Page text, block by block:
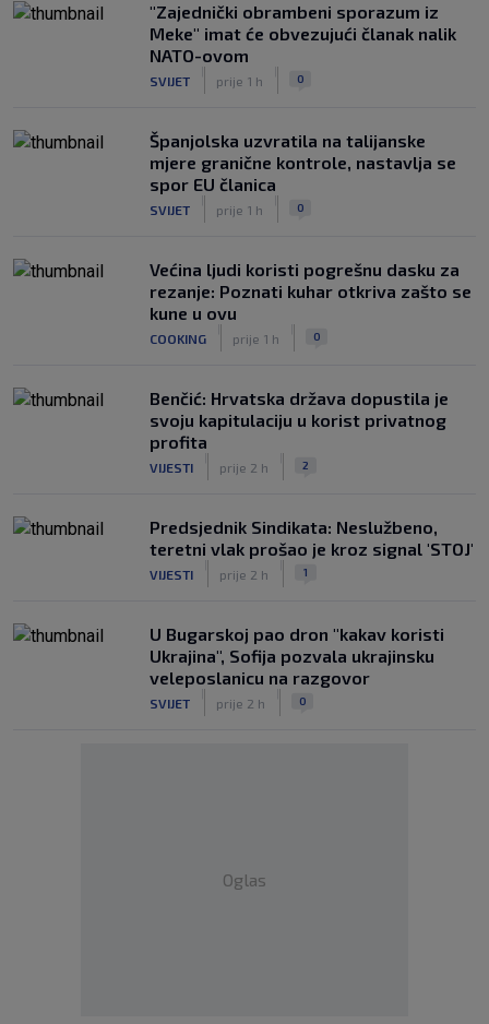
"Zajednički obrambeni sporazum iz
Meke" imat će obvezujući članak nalik
NATO-ovom
SVIJET prije 1 h 0
Španjolska uzvratila na talijanske
mjere granične kontrole, nastavlja se
spor EU članica
SVIJET prije 1 h 0
Većina ljudi koristi pogrešnu dasku za
rezanje: Poznati kuhar otkriva zašto se
kune u ovu
COOKING prije 1 h 0
Benčić: Hrvatska država dopustila je
svoju kapitulaciju u korist privatnog
profita
VIJESTI prije 2 h 2
Predsjednik Sindikata: Neslužbeno,
teretni vlak prošao je kroz signal 'STOJ'
VIJESTI prije 2 h 1
U Bugarskoj pao dron "kakav koristi
Ukrajina", Sofija pozvala ukrajinsku
veleposlanicu na razgovor
SVIJET prije 2 h 0
Oglas